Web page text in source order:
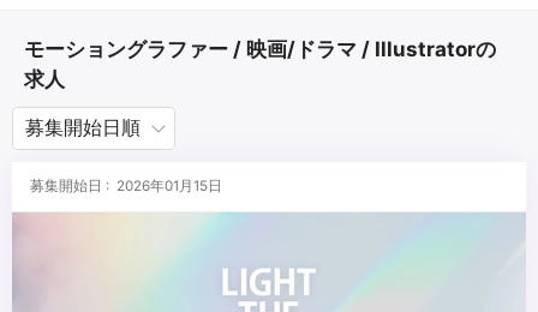
モーショングラファー / 映画/ドラマ / Illustratorの
求人
募集開始日 : 2026年01月15日